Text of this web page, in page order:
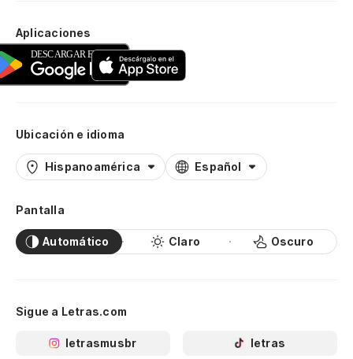
Aplicaciones
Ubicación e idioma
Hispanoamérica Español
Pantalla
Automático Claro Oscuro
Sigue a Letras.com
letrasmusbr letras